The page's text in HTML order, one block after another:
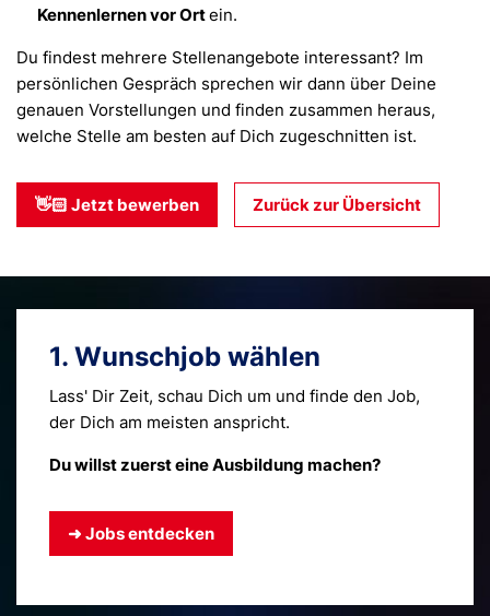
Kennenlernen vor Ortein.
Du findest mehrere Stellen­angebote interessant? Im
persönlichen Gespräch sprechen wir dann über Deine
genauen Vorstellungen und finden zusammen heraus,
welche Stelle am besten auf Dich zugeschnitten ist.
👋🏻 Jetzt bewerben Zurück zur Übersicht
1. Wunschjob wählen
Lass' Dir Zeit, schau Dich um und finde den Job,
der Dich am meisten anspricht.
Du willst zuerst eine Ausbildung machen?
➜ Jobs entdecken